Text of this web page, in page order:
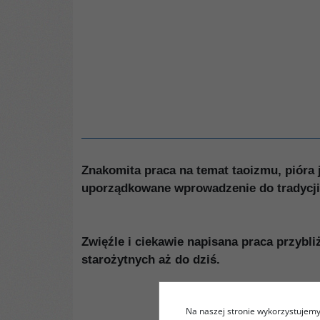
Znakomita praca na temat taoizmu,
uporządkowane wprowadzenie do
Zwięźle i ciekawie napisana praca
starożytnych aż do dziś.
Na naszej stronie